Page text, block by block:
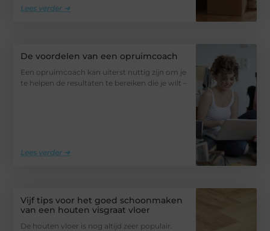
Lees verder ➜
De voordelen van een opruimcoach
Een opruimcoach kan uiterst nuttig zijn om je
te helpen de resultaten te bereiken die je wilt –
Lees verder ➜
Vijf tips voor het goed schoonmaken
van een houten visgraat vloer
De houten vloer is nog altijd zeer populair.